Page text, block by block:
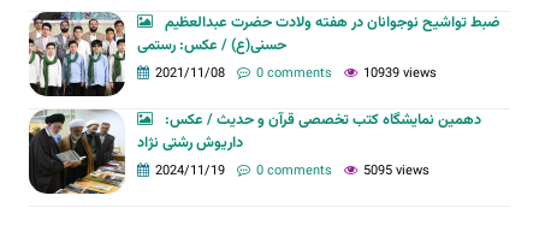
ضبط تواشیح نوجوانان در هفته ولادت حضرت عبدالعظیم
حسنی(ع) / عکس: رستمی
2021/11/08 0 comments 10939 views
دهمین نمایشگاه کتب تخصصی قرآن و حدیث / عکس:
داریوش رشتی نژاد
2024/11/19 0 comments 5095 views